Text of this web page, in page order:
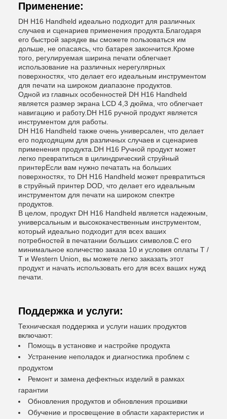
Применение:
DH H16 Handheld идеально подходит для различных
случаев и сценариев применения продукта.Благодаря
его быстрой зарядке вы сможете пользоваться им
дольше, не опасаясь, что батарея закончится.Кроме
того, регулируемая ширина печати облегчает
использование на различных нерегулярных
поверхностях, что делает его идеальным инструментом
для печати на широком диапазоне продуктов.
Одной из главных особенностей DH H16 Handheld
является размер экрана LCD 4,3 дюйма, что облегчает
навигацию и работу.DH H16 ручной продукт является
инструментом для работы.
DH H16 Handheld также очень универсален, что делает
его подходящим для различных случаев и сценариев
применения продукта.DH H16 Ручной продукт может
легко превратиться в цилиндрический струйный
принтерЕсли вам нужно печатать на больших
поверхностях, то DH H16 Handheld может превратиться
в струйный принтер DOD, что делает его идеальным
инструментом для печати на широком спектре
продуктов.
В целом, продукт DH H16 Handheld является надежным,
универсальным и высококачественным инструментом,
который идеально подходит для всех ваших
потребностей в печатании больших символов.С его
минимальное количество заказа 10 и условия оплаты T /
T и Western Union, вы можете легко заказать этот
продукт и начать использовать его для всех ваших нужд
печати.
Поддержка и услуги:
Техническая поддержка и услуги наших продуктов
включают:
Помощь в установке и настройке продукта
Устранение неполадок и диагностика проблем с
продуктом
Ремонт и замена дефектных изделий в рамках
гарантии
Обновления продуктов и обновления прошивки
Обучение и просвещение в области характеристик и